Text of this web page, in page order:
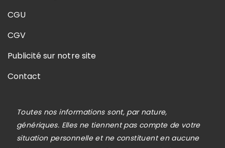
CGU
CGV
Publicité sur notre site
Contact
Toutes nos informations sont, par nature,
génériques. Elles ne tiennent pas compte de votre
situation personnelle et ne constituent en aucune